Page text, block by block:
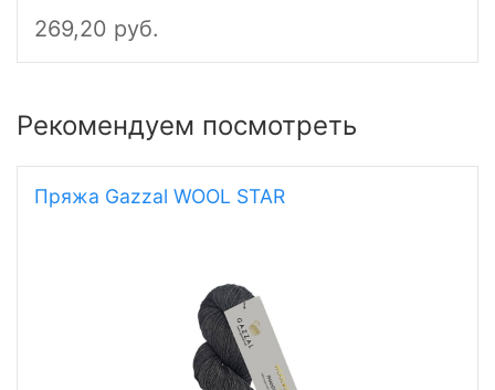
269,20 руб.
Рекомендуем посмотреть
Пряжа Gazzal WOOL STAR